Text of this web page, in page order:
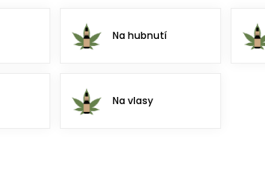
Na hubnutí
Na vlasy